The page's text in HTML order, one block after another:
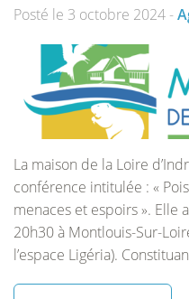
Posté le 3 octobre 2024 -
La maison de la Loire
conférence intitulée : «
menaces et espoirs ». Elle
20h30 à Montlouis-Sur-
l’espace Ligéria).